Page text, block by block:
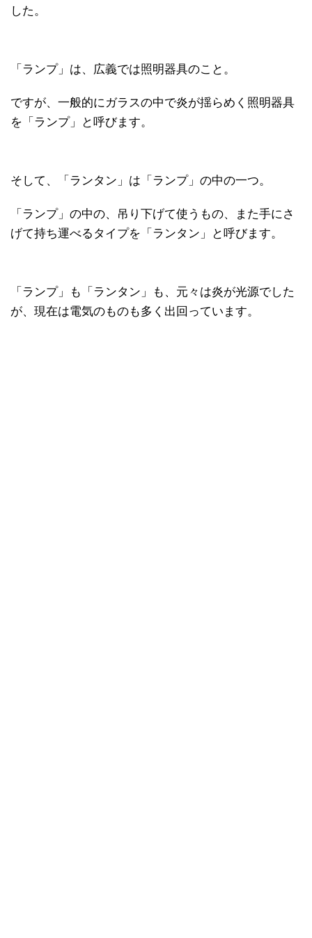
した。
「ランプ」は、広義では照明器具のこと。
ですが、一般的にガラスの中で炎が揺らめく照明器具
を「ランプ」と呼びます。
そして、「ランタン」は「ランプ」の中の一つ。
「ランプ」の中の、吊り下げて使うもの、また手にさ
げて持ち運べるタイプを「ランタン」と呼びます。
「ランプ」も「ランタン」も、元々は炎が光源でした
が、現在は電気のものも多く出回っています。